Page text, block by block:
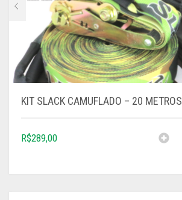
KIT SLACK CAMUFLADO – 20 METROS
R$289,00